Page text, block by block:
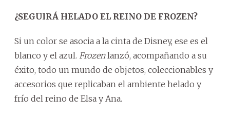
¿SEGUIRÁ HELADO EL REINO DE FROZEN?
Si un color se asocia a la cinta de Disney, ese es el
blanco y el azul. Frozenlanzó, acompañando a su
éxito, todo un mundo de objetos, coleccionables y
accesorios que replicaban el ambiente helado y
frío del reino de Elsa y Ana.